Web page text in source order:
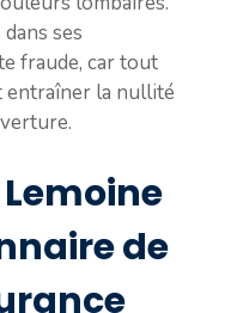
ses
fraude, car tout
entraîner la nullité
de